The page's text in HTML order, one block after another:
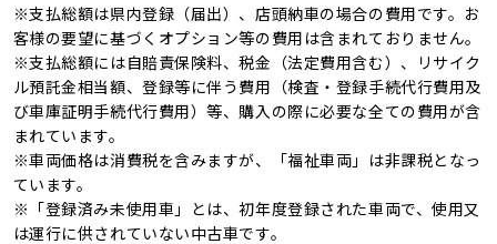
ＬＥＤ
オートマチックハイビ
ーム
オートライト
新品タイヤ 記録簿
4WD キャンピングカー
※支払総額は県内登録（届出）、店頭納車の場合の費用です。お
客様の要望に基づくオプション等の費用は含まれておりません。
※支払総額には自賠責保険料、税金（法定費用含む）、リサイク
ル預託金相当額、登録等に伴う費用（検査・登録手続代行費用及
び車庫証明手続代行費用）等、購入の際に必要な全ての費用が含
まれています。
※車両価格は消費税を含みますが、「福祉車両」は非課税となっ
ています。
※「登録済み未使用車」とは、初年度登録された車両で、使用又
は運行に供されていない中古車です。